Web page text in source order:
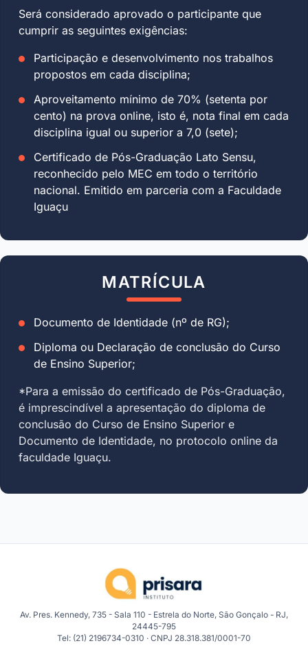
Será considerado aprovado o participante que
cumprir as seguintes exigências:
Participação e desenvolvimento nos trabalhos
propostos em cada disciplina;
Aproveitamento mínimo de 70% (setenta por
cento) na prova online, isto é, nota final em cada
disciplina igual ou superior a 7,0 (sete);
Certificado de Pós-Graduação Lato Sensu,
reconhecido pelo MEC em todo o território
nacional. Emitido em parceria com a Faculdade
Iguaçu
MATRÍCULA
Documento de Identidade (nº de RG);
Diploma ou Declaração de conclusão do Curso
de Ensino Superior;
*Para a emissão do certificado de Pós-Graduação,
é imprescindível a apresentação do diploma de
conclusão do Curso de Ensino Superior e
Documento de Identidade, no protocolo online da
faculdade Iguaçu.
Av. Pres. Kennedy, 735 - Sala 110 - Estrela do Norte, São Gonçalo - RJ,
24445-795
Tel: (21) 2196734-0310 · CNPJ 28.318.381/0001-70